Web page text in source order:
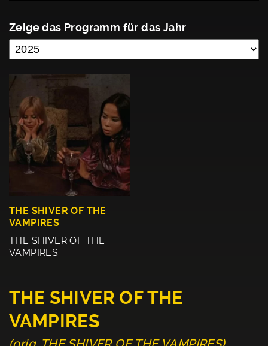
Zeige das Programm für das Jahr
THE SHIVER OF THE
VAMPIRES
THE SHIVER OF THE
VAMPIRES
THE SHIVER OF THE
VAMPIRES